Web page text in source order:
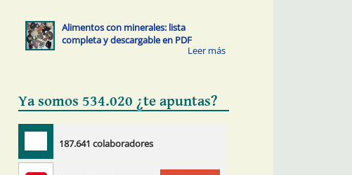
Alimentos con minerales: lista
completa y descargable en PDF
Ya somos 534.020 ¿te apuntas?
187.641 colaboradores